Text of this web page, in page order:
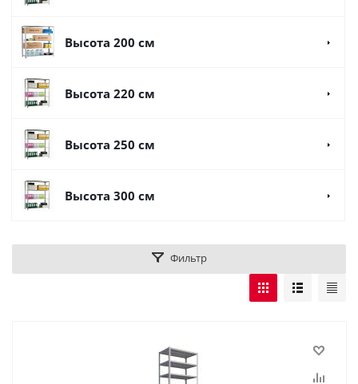
Высота 200 см
Высота 220 см
Высота 250 см
Высота 300 см
Фильтр